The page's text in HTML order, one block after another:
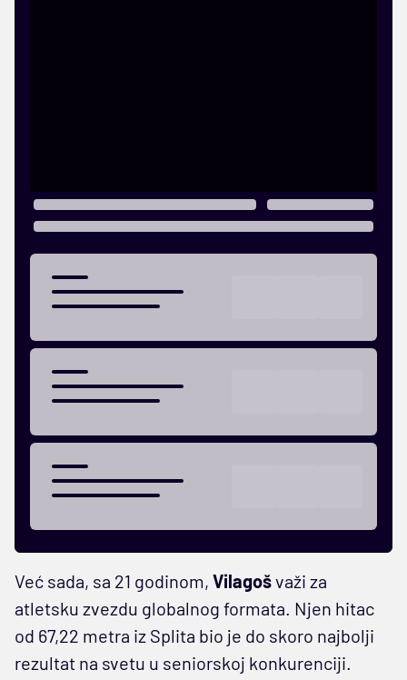
Već sada, sa 21 godinom, Vilagošvaži za
atletsku zvezdu globalnog formata. Njen hitac
od 67,22 metra iz Splita bio je do skoro najbolji
rezultat na svetu u seniorskoj konkurenciji.